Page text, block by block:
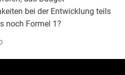
bei der Entwicklung teils
noch Formel 1?